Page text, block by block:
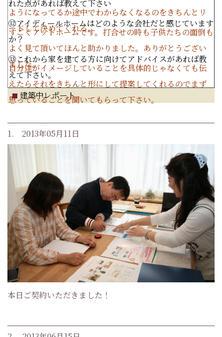
れた点があれば教えて下さい
ようになってるか途中でわからなくなるのをきちんとリ
ードして決めてくれる。
⑫アイディールホームはどのような会社だと感じています
か？
すごくアットホームです。打合せの時も子供たちの面倒も
よく見て頂いてほんと助かりました。ありがとうござい
ました。
⑬これから家を建てる方に向けてアドバイスがあれば教
えて下さい。
自分達がイメージしていることを具体的じゃなくても伝
えたらそれをきちんと形にして提案してくれるのでまず
思っていることを聞いてもらって下さい。
建築中レポート
1. 2013年05月11日
本日ご契約いただきました！